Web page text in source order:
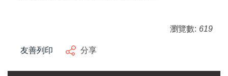
瀏覽數: 619
友善列印 分享